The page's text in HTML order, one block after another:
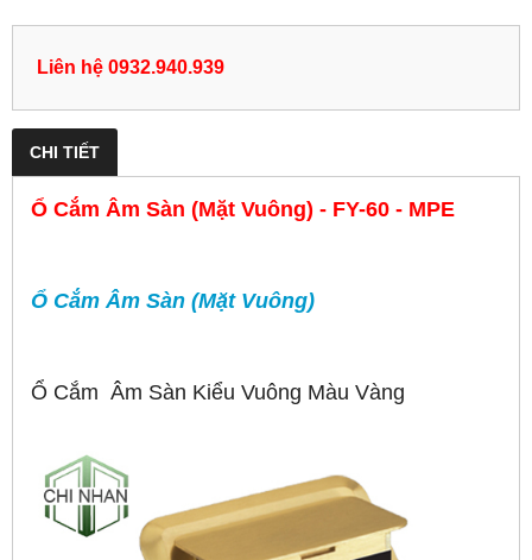
Liên hệ 0932.940.939
CHI TIẾT
Ổ Cắm Âm Sàn (Mặt Vuông) - FY-60 - MPE
Ổ Cắm Âm Sàn (Mặt Vuông)
Ổ Cắm Âm Sàn Kiểu Vuông Màu Vàng